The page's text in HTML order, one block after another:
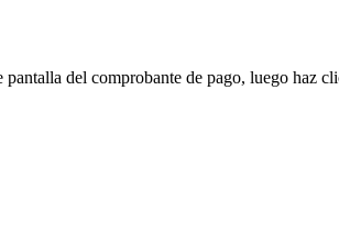
del comprobante de pago, luego haz